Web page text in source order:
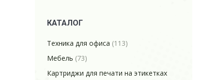
КАТАЛОГ
Техника для офиса (113)
Мебель (73)
Картриджи для печати на этикетках